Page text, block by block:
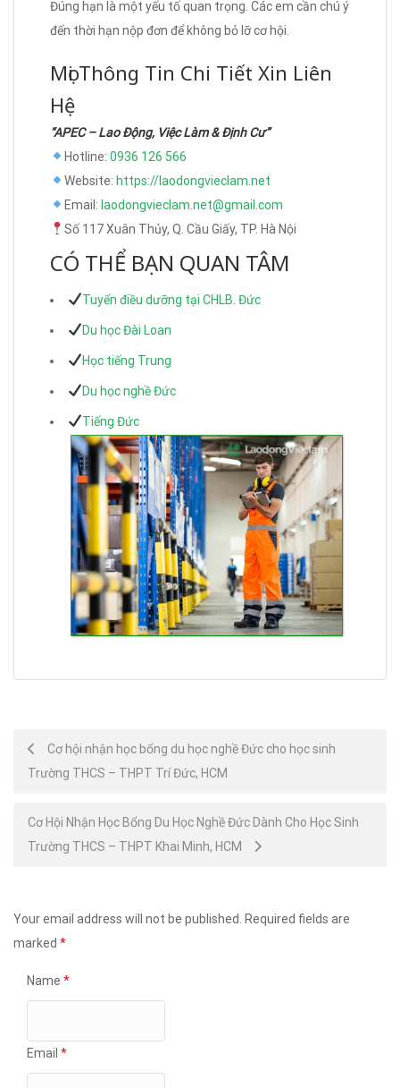
Đúng hạn là một yếu tố quan trọng. Các em cần chú ý
đến thời hạn nộp đơn để không bỏ lỡ cơ hội.
Mọi Thông Tin Chi Tiết Xin Liên
Hệ
“APEC – Lao Động, Việc Làm & Định Cư”
Hotline: 0936 126 566
Website: https://laodongvieclam.net
Email: laodongvieclam.net@gmail.com
Số 117 Xuân Thủy, Q. Cầu Giấy, TP. Hà Nội
CÓ THỂ BẠN QUAN TÂM
Tuyển điều dưỡng tại CHLB. Đức
Du học Đài Loan
Học tiếng Trung
Du học nghề Đức
Tiếng Đức
Post
navigation
Cơ hội nhận học bổng du học nghề Đức cho học sinh
Trường THCS – THPT Trí Đức, HCM
Cơ Hội Nhận Học Bổng Du Học Nghề Đức Dành Cho Học Sinh
Trường THCS – THPT Khai Minh, HCM
Your email address will not be published. Required fields are
marked *
Name *
Email *